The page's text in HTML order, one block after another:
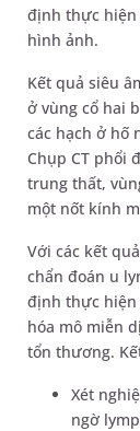
định thực hiện
hình ảnh.
Kết quả siêu
ở vùng cổ hai
các hạch ở hố
Chụp CT phổi
trung thất,
một nốt kính
Với các kết
chẩn đoán u
định thực hiện
hóa mô miễn
tổn thương.
Xét
ngờ